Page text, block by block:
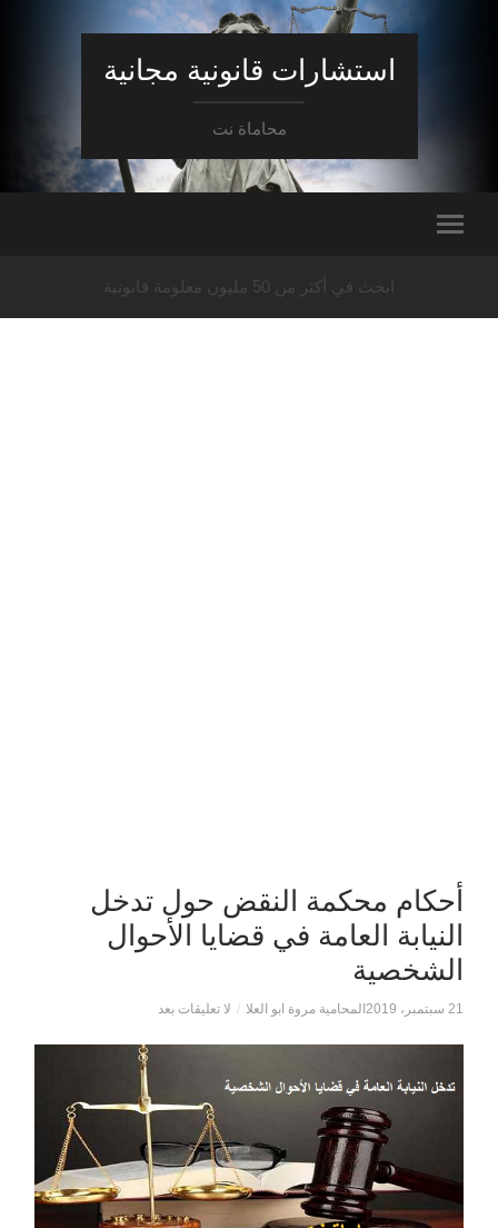
استشارات قانونية مجانية
محاماة نت
ابحث في أكثر من 50 مليون معلومة قانونية
أحكام محكمة النقض حول تدخل
النيابة العامة في قضايا الأحوال
الشخصية
21 سبتمبر، 2019 المحامية مروة ابو العلا / لا تعليقات بعد